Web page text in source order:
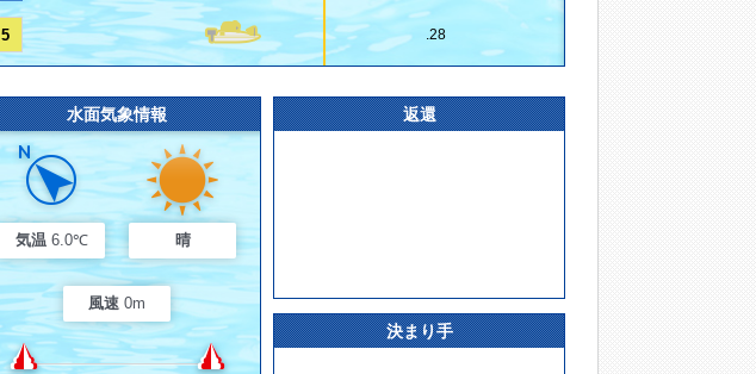
5 .28
水面気象情報
気温 6.0℃ 晴
風速 0m
返還
決まり手